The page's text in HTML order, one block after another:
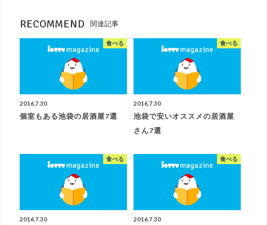
RECOMMEND 関連記事
食べる
2016.7.30
個室もある池袋の居酒屋7選
食べる
2016.7.30
池袋で安いオススメの居酒屋
さん7選
食べる
2016.7.30
食べる
2016.7.30